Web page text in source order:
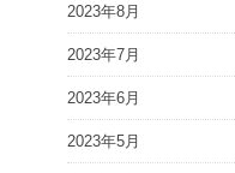
2023年8月
2023年7月
2023年6月
2023年5月